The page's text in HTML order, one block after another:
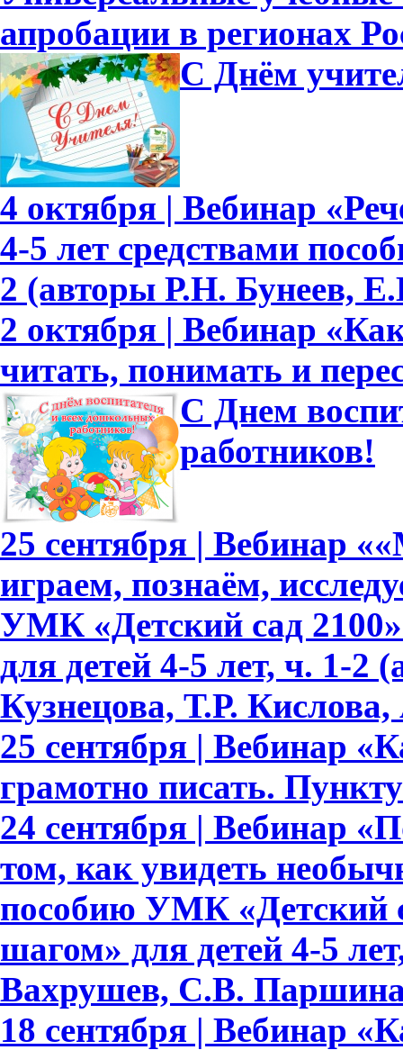
апробации в регионах
С Днём
4 октября | Вебинар
4-5 лет средствами
2 (авторы Р.Н. Бунеев,
2 октября | Вебинар
читать, понимать и
С Днем
работников!
25 сентября | Вебинар
играем, познаём,
УМК «Детский сад
для детей 4-5 лет, ч. 1-
Кузнецова, Т.Р.
25 сентября | Вебинар
грамотно писать.
24 сентября | Вебинар
том, как увидеть
пособию УМК «Детский
шагом» для детей 4-5
Вахрушев, С.В.
18 сентября | Вебинар